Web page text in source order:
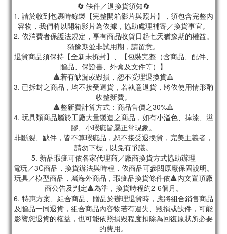
🔄 缺件／退換貨須知🔄
1. 請於收到包裹時錄製【完整開箱影片與照片】，須包含完整內
容物，我們將以開箱影片為依據，協助處理補寄／換貨事宜。
2. 依消費者保護法規定，享有商品收貨日起七天猶豫期的權益。
猶豫期並非試用期，請留意。
退貨商品須保持【全新未拆封】、【包裝完整（含商品、配件、
贈品、保證書、外盒及文件等）】
🔺若有缺漏或毀損，恕不受理退換貨🔺
3. 已拆封之商品，均不接受退貨，若執意退貨，將依使用情形酌
收整新費。
🔺整新費計算方式：商品售價之30%🔺
4. 玩具類商品屬於工廠大量製造之商品，如有小溢色、掉漆、溢
膠、小瑕疵皆屬正常現象。
非斷裂、缺件，皆不算瑕疵品，恕不接受退換貨，完美主義者，
請勿下標，以免有爭議。
5. 新品瑕疵可依各家代理商／廠商換貨方式協助辦理
電玩／3C商品，換貨辦法與時程，依商品可參閱原廠保固說明。
玩具／模型商品，屬海外商品，瑕疵品換貨條件依🔺內文置頂廠
商公告及判定🔺為準，換貨時程約2-6個月。
6. 特惠方案、組合商品、贈品於辦理退貨時，應將組合銷售商品
及贈品一同退貨，組合商品內容物若有遺失、毀損或缺件，可能
影響您退貨的權益，也可能依照損毀程度扣除為回復原狀所必要
的費用。